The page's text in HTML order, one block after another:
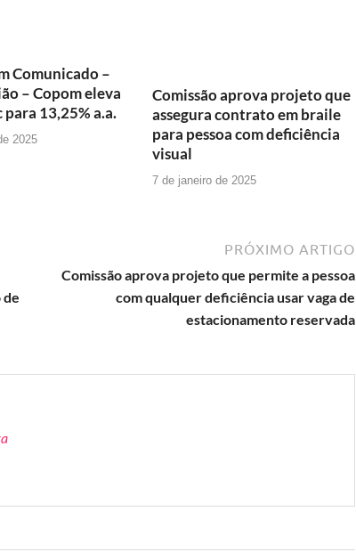
Comunicado –
– Copom eleva
para 13,25% a.a.
2025
Comissão aprova projeto que
assegura contrato em braile
para pessoa com deficiência
visual
7 de janeiro de 2025
de
PRÓXIMO ARTIGO
Comissão aprova projeto que permite a pessoa
com qualquer deficiência usar vaga de
estacionamento reservada